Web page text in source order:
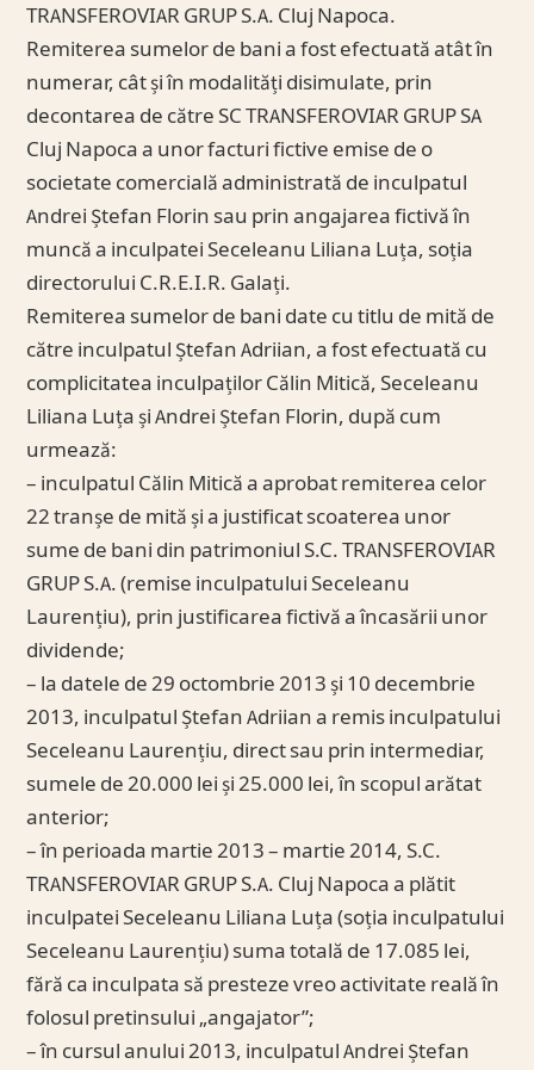
TRANSFEROVIAR GRUP S.A. Cluj Napoca.
Remiterea sumelor de bani a fost efectuată atât în
numerar, cât și în modalități disimulate, prin
decontarea de către SC TRANSFEROVIAR GRUP SA
Cluj Napoca a unor facturi fictive emise de o
societate comercială administrată de inculpatul
Andrei Ștefan Florin sau prin angajarea fictivă în
muncă a inculpatei Seceleanu Liliana Luța, soția
directorului C.R.E.I.R. Galați.
Remiterea sumelor de bani date cu titlu de mită de
către inculpatul Ștefan Adriian, a fost efectuată cu
complicitatea inculpaților Călin Mitică, Seceleanu
Liliana Luța și Andrei Ștefan Florin, după cum
urmează:
– inculpatul Călin Mitică a aprobat remiterea celor
22 tranșe de mită și a justificat scoaterea unor
sume de bani din patrimoniul S.C. TRANSFEROVIAR
GRUP S.A. (remise inculpatului Seceleanu
Laurențiu), prin justificarea fictivă a încasării unor
dividende;
– la datele de 29 octombrie 2013 și 10 decembrie
2013, inculpatul Ștefan Adriian a remis inculpatului
Seceleanu Laurențiu, direct sau prin intermediar,
sumele de 20.000 lei și 25.000 lei, în scopul arătat
anterior;
– în perioada martie 2013 – martie 2014, S.C.
TRANSFEROVIAR GRUP S.A. Cluj Napoca a plătit
inculpatei Seceleanu Liliana Luța (soția inculpatului
Seceleanu Laurențiu) suma totală de 17.085 lei,
fără ca inculpata să presteze vreo activitate reală în
folosul pretinsului „angajator”;
– în cursul anului 2013, inculpatul Andrei Ștefan